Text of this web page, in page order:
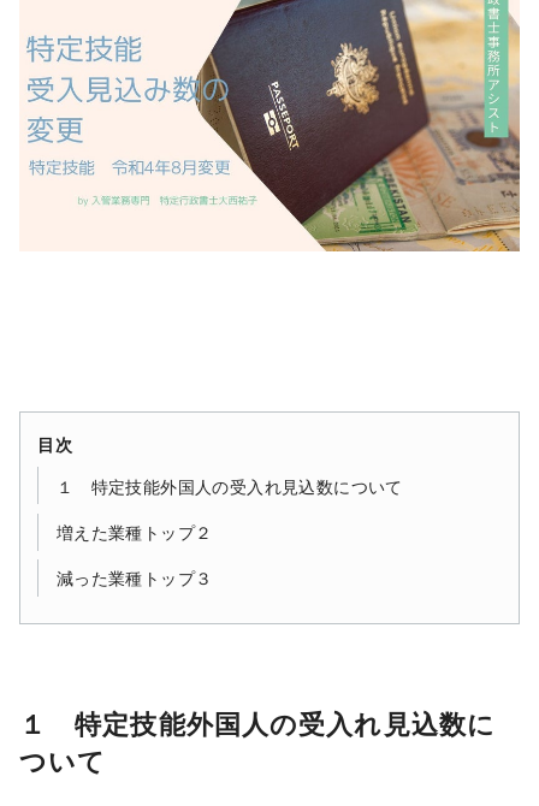
目次
１ 特定技能外国人の受入れ見込数について
増えた業種トップ２
減った業種トップ３
１ 特定技能外国人の受入れ見込数に
ついて